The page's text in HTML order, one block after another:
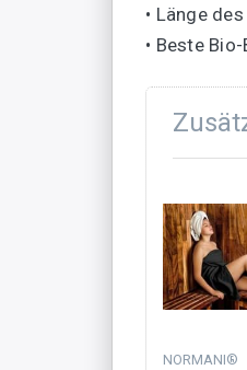
• Länge
• Beste
NORMANI®